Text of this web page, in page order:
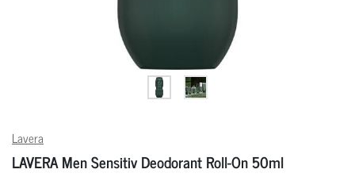
Lavera
LAVERA Men Sensitiv Deodorant Roll-On 50ml